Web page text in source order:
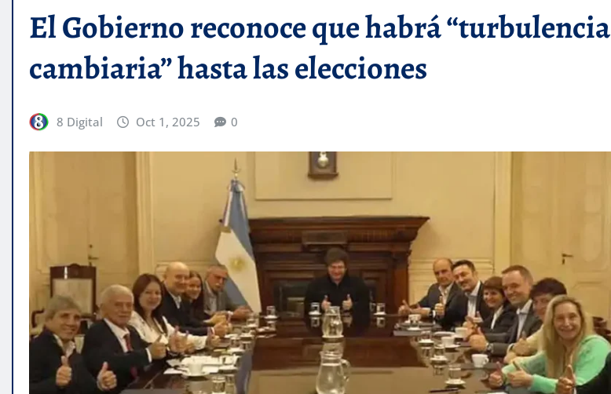
El Gobierno reconoce que habrá “turbulencia
cambiaria” hasta las elecciones
8 Digital Oct 1, 2025 0